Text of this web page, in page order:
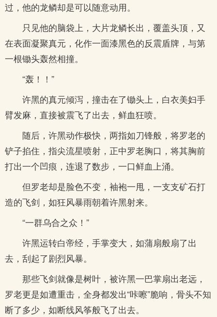
过，他的龙鳞却是可以随意动用。
只见他的脑袋上，大片龙鳞长出，覆盖头顶，又
在表面凝聚真元，化作一面漆黑色的反震盾牌，与第
一根锄头轰然相撞。
“轰！！”
许黑的真元倾泻，撞击在了锄头上，白衣美妇手
臂发麻，直接被震飞了出去，鲜血狂喷。
随后，许黑动作极快，两指如刀锋般，将罗老的
铲子掐住，指尖流星喷射，正中罗老胸口，将其胸前
打出一个凹痕，连退了数步，一口鲜血上涌。
但罗老却是脸色不变，袖袍一甩，一支支矿石打
造的飞剑，如狂风暴雨朝着许黑射来。
“一群乌合之众！”
许黑运转白帝经，手掌变大，如蒲扇般扇了出
去，刮起了剧烈风暴。
那些飞剑就像是树叶，被许黑一巴掌扇出老远，
罗老更是如遭重击，全身都发出“咔嚓”脆响，骨头不知
断了多少，如断线风筝般飞了出去。